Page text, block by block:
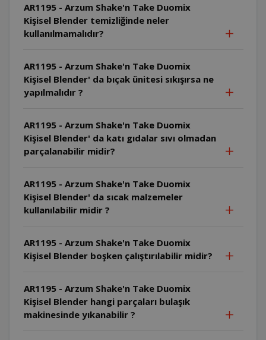
AR1195 - Arzum Shake'n Take Duomix
Kişisel Blender temizliğinde neler
kullanılmamalıdır?
AR1195 - Arzum Shake'n Take Duomix
Kişisel Blender' da bıçak ünitesi sıkışırsa ne
yapılmalıdır ?
AR1195 - Arzum Shake'n Take Duomix
Kişisel Blender' da katı gıdalar sıvı olmadan
parçalanabilir midir?
AR1195 - Arzum Shake'n Take Duomix
Kişisel Blender' da sıcak malzemeler
kullanılabilir midir ?
AR1195 - Arzum Shake'n Take Duomix
Kişisel Blender boşken çalıştırılabilir midir?
AR1195 - Arzum Shake'n Take Duomix
Kişisel Blender hangi parçaları bulaşık
makinesinde yıkanabilir ?